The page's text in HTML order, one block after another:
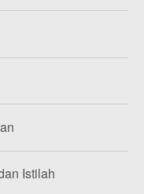
Istilah